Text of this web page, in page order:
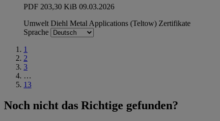
PDF 203,30 KiB 09.03.2026
Umwelt Diehl Metal Applications (Teltow) Zertifikate
Sprache
1
2
3
…
13
Noch nicht das Richtige gefunden?